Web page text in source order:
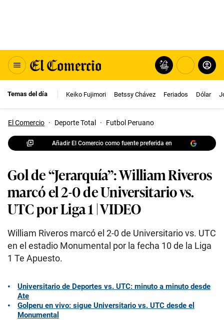
Temas del día Keiko Fujimori Betssy Chávez Feriados Dólar
El Comercio · Deporte Total · Futbol Peruano
Añadir El Comercio como fuente preferida en
Gol de “Jerarquía”: William Riveros
marcó el 2-0 de Universitario vs.
UTC por Liga 1 | VIDEO
William Riveros marcó el 2-0 de Universitario vs. UTC
en el estadio Monumental por la fecha 10 de la Liga
1 Te Apuesto.
Universitario de Deportes vs. UTC: minuto a minuto desde
Ate
Golperu en vivo: sigue Universitario vs. UTC desde el
Monumental